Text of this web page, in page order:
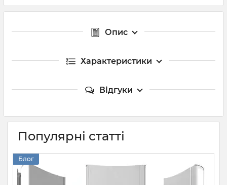
Опис
Характеристики
Відгуки
Популярні статті
Блог